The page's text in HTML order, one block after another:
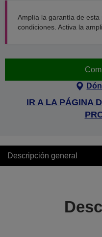
Amplía la garantía de esta
condiciones. Activa la
IR A LA PÁGINA
Descripción general